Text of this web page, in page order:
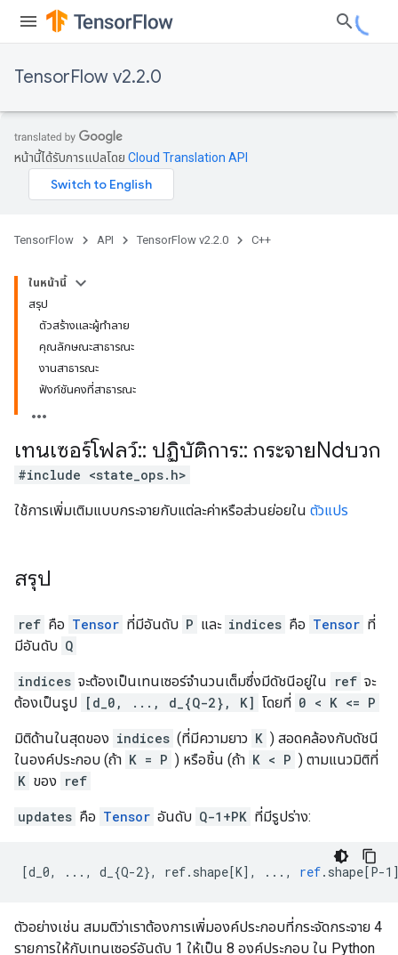
TensorFlow v2.2.0
หน้านี้ได้รับการแปลโดย Cloud Translation API
TensorFlow API TensorFlow v2.2.0 C++
ในหน้านี้
สรุป
ตัวสร้างและผู้ทำลาย
คุณลักษณะสาธารณะ
งานสาธารณะ
ฟังก์ชันคงที่สาธารณะ
เทนเซอร์โฟลว์:: ปฏิบัติการ:: กระจายNdบวก
#include <state_ops.h>
ใช้การเพิ่มเติมแบบกระจายกับแต่ละค่าหรือส่วนย่อยใน ตัวแปร
สรุป
ref คือ Tensor ที่มีอันดับ P และ indices คือ Tensor ที่
มีอันดับ Q
indices จะต้องเป็นเทนเซอร์จำนวนเต็มซึ่งมีดัชนีอยู่ใน ref จะ
ต้องเป็นรูป [d_0, ..., d_{Q-2}, K] โดยที่ 0 < K <= P
มิติด้านในสุดของ indices (ที่มีความยาว K ) สอดคล้องกับดัชนี
ในองค์ประกอบ (ถ้า K = P ) หรือชิ้น (ถ้า K < P ) ตามแนวมิติที่
K ของ ref
updates คือ Tensor อันดับ Q-1+PK ที่มีรูปร่าง:
[d_0, ..., d_{Q-2}, ref.shape[K] , ..., ref. shape[P-1
ตัวอย่างเช่น สมมติว่าเราต้องการเพิ่มองค์ประกอบที่กระจัดกระจาย 4
รายการให้กับเทนเซอร์อันดับ 1 ให้เป็น 8 องค์ประกอบ ใน Python